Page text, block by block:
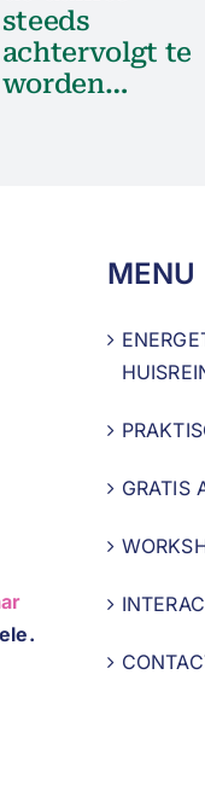
steeds
achtervolgt te
worden…
MENU
GRATIS